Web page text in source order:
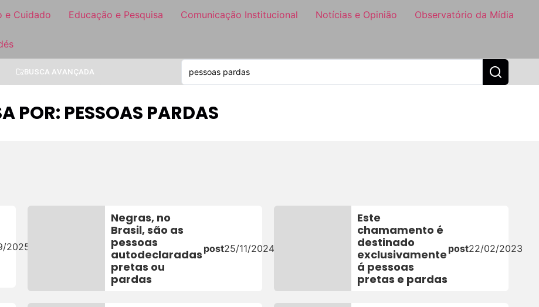
e Cuidado Educação e Pesquisa Comunicação Institucional Notícias e Opinião Observatório da Mídia
BUSCA AVANÇADA
POR: PESSOAS PARDAS
2025
Negras, no
Brasil, são as
pessoas
autodeclaradas
pretas ou
pardas
post25/11/2024
Este
chamamento é
destinado
exclusivamente
á pessoas
pretas e pardas
post22/02/2023